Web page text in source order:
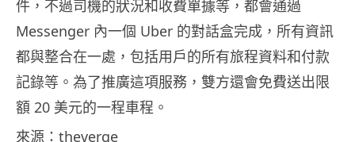
件，不過司機的狀況和收費單據等，都會通過
Messenger 內一個 Uber 的對話盒完成，所有資訊
都與整合在一處，包括用戶的所有旅程資料和付款
記錄等。為了推廣這項服務，雙方還會免費送出限
額 20 美元的一程車程。
來源：theverge